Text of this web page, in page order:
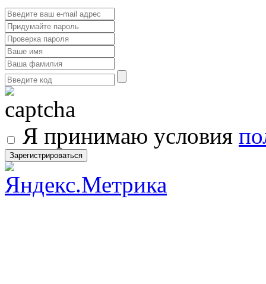
Я принимаю условия